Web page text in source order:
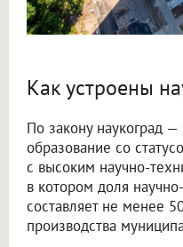
Как устроены
По закону наукоград
образование со
с высоким научно-
в котором доля
составляет не менее
производства